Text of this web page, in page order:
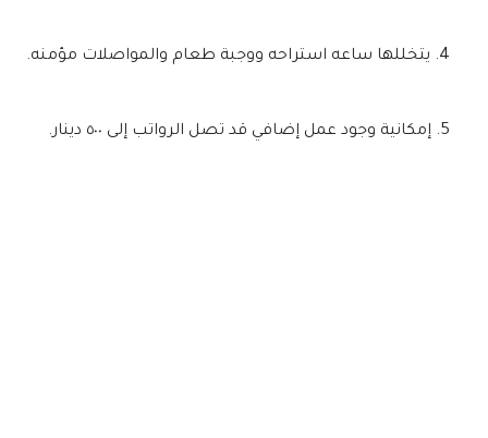
يتخللها ساعه استراحه ووجبة طعام والمواصلات مؤمنه.
إمكانية وجود عمل إضافي قد تصل الرواتب إلى ٥٠٠ دينار.